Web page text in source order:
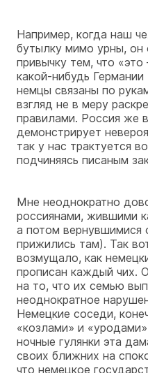
Например, когда наш
бутылку мимо урны, он
привычку тем, что
какой-нибудь
немцы связаны по
взгляд не в меру
правилами. Россия же
демонстрирует
так у нас трактуется
подчиняясь писаным
Мне неоднократно
россиянами, жившими
а потом вернувшимися
прижились там). Так
возмущало, как
прописан каждый чих.
на то, что их семью
неоднократное
Немецкие соседи,
«козлами» и
ночные гулянки эта
своих ближних на
что немецкое